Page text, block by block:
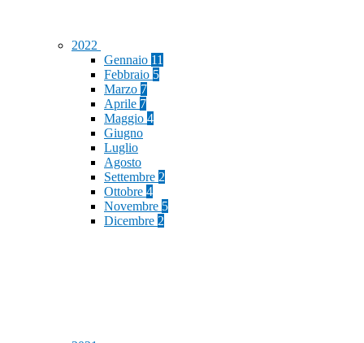
2022
Gennaio 11
Febbraio 5
Marzo 7
Aprile 7
Maggio 4
Giugno
Luglio
Agosto
Settembre 2
Ottobre 4
Novembre 5
Dicembre 2